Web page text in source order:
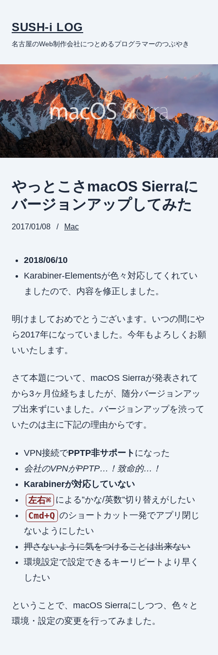
SUSH-i LOG
名古屋のWeb制作会社につとめるプログラマーのつぶやき
やっとこさmacOS Sierraに
バージョンアップしてみた
2017/01/08 Mac
2018/06/10
Karabiner-Elementsが色々対応してくれてい
ましたので、内容を修正しました。
明けましておめでとうございます。いつの間にや
ら2017年になっていました。今年もよろしくお願
いいたします。
さて本題について、macOS Sierraが発表されて
から3ヶ月位経ちましたが、随分バージョンアッ
プ出来ずにいました。バージョンアップを渋って
いたのは主に下記の理由からです。
VPN接続でPPTP非サポート になった
会社のVPNがPPTP…！致命的…！
Karabinerが対応していない
左右⌘ による”かな/英数”切り替えがしたい
Cmd+Q のショートカット一発でアプリ閉じ
ないようにしたい
押さないように気をつけることは出来ない
環境設定で設定できるキーリピートより早く
したい
ということで、macOS Sierraにしつつ、色々と
環境・設定の変更を行ってみました。